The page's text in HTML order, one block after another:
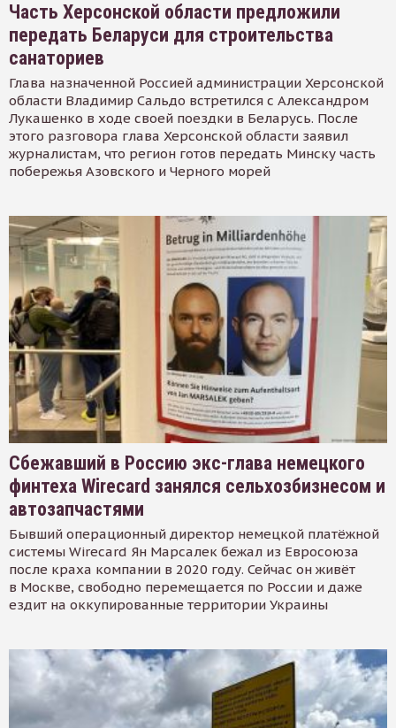
Часть Херсонской области предложили
передать Беларуси для строительства
санаториев
Глава назначенной Россией администрации Херсонской
области Владимир Сальдо встретился с Александром
Лукашенко в ходе своей поездки в Беларусь. После
этого разговора глава Херсонской области заявил
журналистам, что регион готов передать Минску часть
побережья Азовского и Черного морей
Сбежавший в Россию экс-глава немецкого
финтеха Wirecard занялся сельхозбизнесом и
автозапчастями
Бывший операционный директор немецкой платёжной
системы Wirecard Ян Марсалек бежал из Евросоюза
после краха компании в 2020 году. Сейчас он живёт
в Москве, свободно перемещается по России и даже
ездит на оккупированные территории Украины